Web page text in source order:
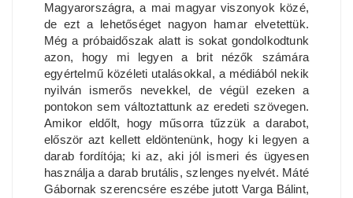
Magyarországra, a mai magyar viszonyok közé,
de ezt a lehetőséget nagyon hamar elvetettük.
Még a próbaidőszak alatt is sokat gondolkodtunk
azon, hogy mi legyen a brit nézők számára
egyértelmű közéleti utalásokkal, a médiából nekik
nyilván ismerős nevekkel, de végül ezeken a
pontokon sem változtattunk az eredeti szövegen.
Amikor eldőlt, hogy műsorra tűzzük a darabot,
először azt kellett eldöntenünk, hogy ki legyen a
darab fordítója; ki az, aki jól ismeri és ügyesen
használja a darab brutális, szlenges nyelvét. Máté
Gábornak szerencsére eszébe jutott Varga Bálint,